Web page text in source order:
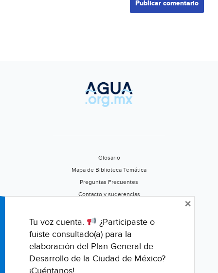
Glosario
Mapa de Biblioteca Temática
Preguntas Frecuentes
Contacto y sugerencias
Califica este portal
Tu voz cuenta.
¿Participaste o
fuiste consultado(a) para la
elaboración del Plan General de
Desarrollo de la Ciudad de México?
¡Cuéntanos!
×